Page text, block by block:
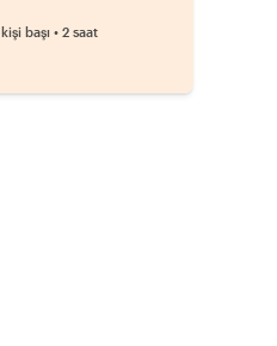
kişi başı• 2 saat